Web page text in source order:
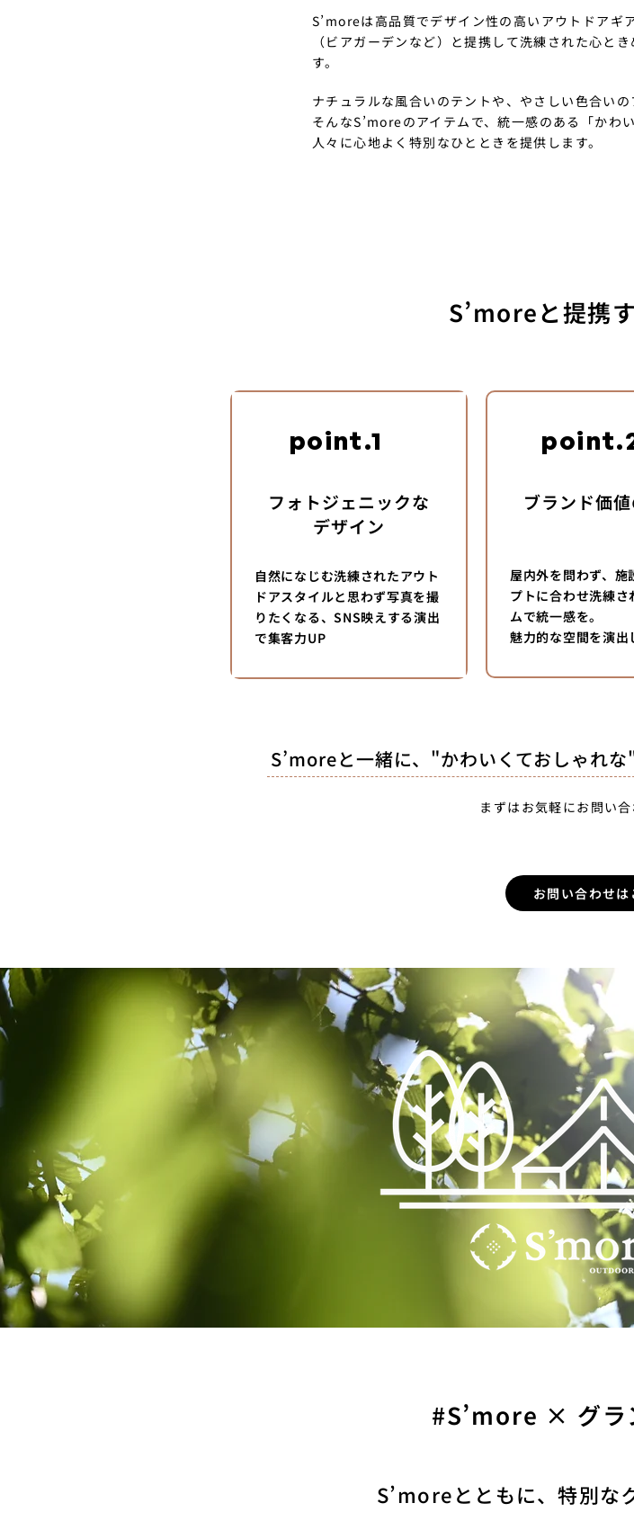
S’moreは高品質でデザイン性の高いアウトドアギ
（ビアガーデンなど）と提携して洗練された心と
す。
ナチュラルな風合いのテントや、やさしい色合い
そんなS’moreのアイテムで、統一感のある「かわ
人々に心地よく特別なひとときを提供します。
S’moreと提携
point.1
フォトジェニックな
デザイン
自然になじむ洗練されたアウト
ドアスタイルと思わず写真を撮
りたくなる、SNS映えする演出
で集客力UP
ブランド価
屋内外を問わず、施
プトに合わせ洗練さ
ムで統一感を。
魅力的な空間を演出
S’moreと一緒に、"かわいくておしゃれ
まずはお気軽にお問い合
お問い合わせは
#S’more × グラ
S’moreとともに、特別な